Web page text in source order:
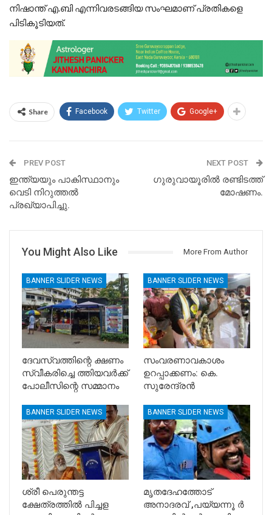
നിഷാന്ത് എ.ബി എന്നിവരടങ്ങിയ സംഘമാണ് പ്രതികളെ
പിടികൂടിയത്.
Share Facebook Twitter Google+
PREV POST
ഇന്ത്യയും പാകിസ്ഥാനും
വെടി നിറുത്തൽ
പ്രഖ്യാപിച്ചു.
NEXT POST
ഗുരുവായൂരിൽ രണ്ടിടത്ത്
മോഷണം.
You Might Also Like More From Author
BANNER SLIDER NEWS
ദേവസ്വത്തിന്റെ ക്ഷണം
സ്വീകരിച്ചെ ത്തിയവർക്ക്
പോലീസിന്റെ സമ്മാനം
BANNER SLIDER NEWS
സംവരണാവകാശം
ഉറപ്പാക്കണം: കെ.
സുരേന്ദ്രൻ
BANNER SLIDER NEWS
ശ്രീ പെരുന്തട്ട
ക്ഷേത്രത്തിൽ പിച്ചള
BANNER SLIDER NEWS
മൃതദേഹത്തോട്
അനാദരവ് ,പയ്യന്നൂ ർ